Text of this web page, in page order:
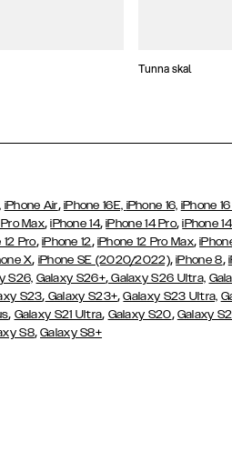
Tunna skal
iPhone Air, iPhone 16E, iPhone 16, iPhone
Max,iPhone 14,iPhone 14 Pro,iPhone
12 Pro, iPhone 12, iPhone 12 Pro Max,
X, iPhone SE (2020/2022),iPhone 8,
S26, Galaxy S26+,Galaxy S26 Ultra,
S23, Galaxy S23+,Galaxy S23 Ultra,
, Galaxy S21 Ultra, Galaxy S20, Galaxy
S8,Galaxy S8+